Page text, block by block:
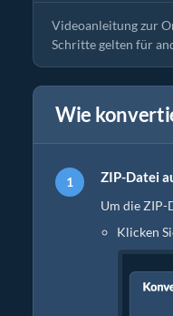
Videoanleitung zur
Schritte gelten für
Wie
ZIP-Datei
Um die ZIP-
Klicken